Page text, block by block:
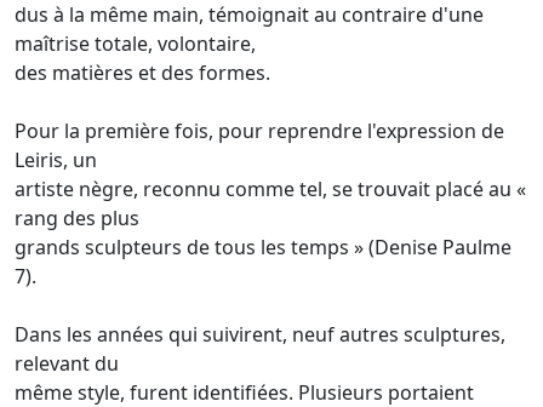
dus à la même main, témoignait au contraire d'une
maîtrise totale, volontaire,
des matières et des formes.
Pour la première fois, pour reprendre l'expression de
Leiris, un
artiste nègre, reconnu comme tel, se trouvait placé au «
rang des plus
grands sculpteurs de tous les temps » (Denise Paulme
7).
Dans les années qui suivirent, neuf autres sculptures,
relevant du
même style, furent identifiées. Plusieurs portaient